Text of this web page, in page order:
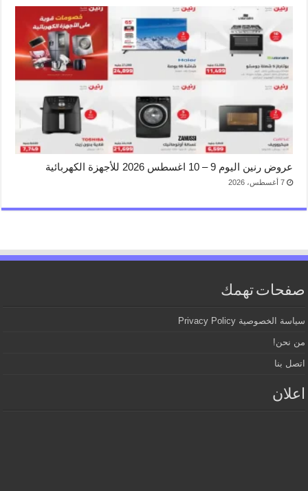
عروض رنين اليوم 9 – 10 اغسطس 2026 للأجهزة الكهربائية
7 أغسطس، 2026
صفحات تهمك
سياسة الخصوصية Privacy Policy
من نحن!
اتصل بنا
اعلان